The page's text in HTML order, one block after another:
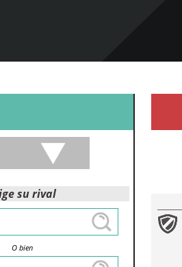
su rival
O bien